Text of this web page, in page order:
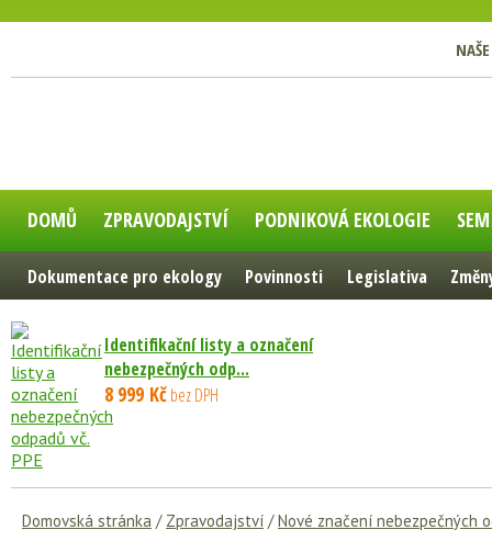
DOMŮ ZPRAVODAJSTVÍ PODNIKOVÁ EKOLOGIE
Dokumentace pro ekology Povinnosti Legislativa
Identifikační listy a označení
nebezpečných odp...
8 999 Kčbez DPH
Domovská stránka / Zpravodajství /Nové značení nebezpečných